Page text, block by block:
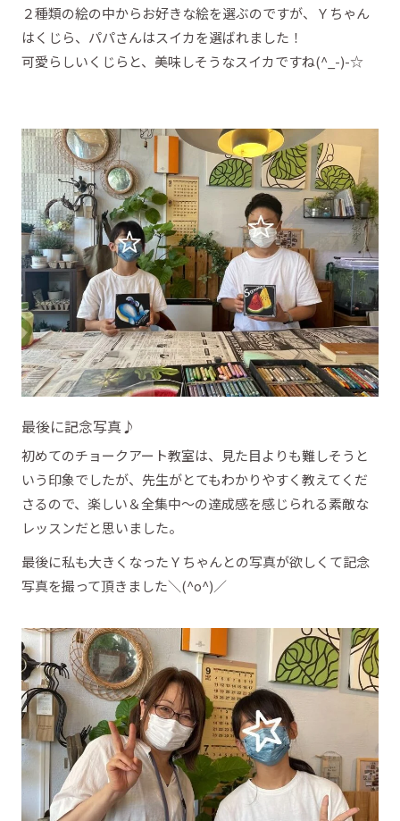
２種類の絵の中からお好きな絵を選ぶのですが、Ｙちゃん
はくじら、パパさんはスイカを選ばれました！
可愛らしいくじらと、美味しそうなスイカですね(^_-)-☆
最後に記念写真♪
初めてのチョークアート教室は、見た目よりも難しそうと
いう印象でしたが、先生がとてもわかりやすく教えてくだ
さるので、楽しい＆全集中～の達成感を感じられる素敵な
レッスンだと思いました。
最後に私も大きくなったＹちゃんとの写真が欲しくて記念
写真を撮って頂きました＼(^o^)／